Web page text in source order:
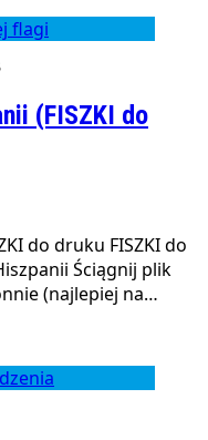
(FISZKI do
do druku FISZKI do
Ściągnij plik
(najlepiej na…